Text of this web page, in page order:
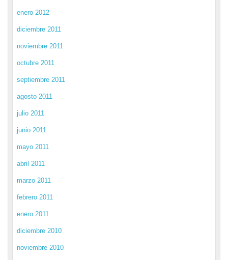
enero 2012
diciembre 2011
noviembre 2011
octubre 2011
septiembre 2011
agosto 2011
julio 2011
junio 2011
mayo 2011
abril 2011
marzo 2011
febrero 2011
enero 2011
diciembre 2010
noviembre 2010